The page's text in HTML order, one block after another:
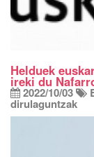
Helduek
ireki du
2022/10/03
dirulaguntzak